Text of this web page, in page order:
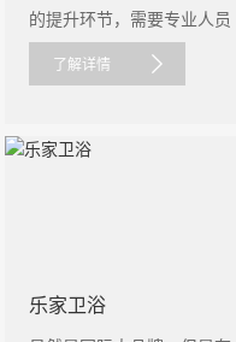
的提升环节，需要专业人员
对产品......
了解详情
乐家卫浴